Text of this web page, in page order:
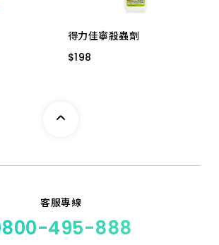
得力佳寧殺蟲劑
$198
$198
客服專線
495-888